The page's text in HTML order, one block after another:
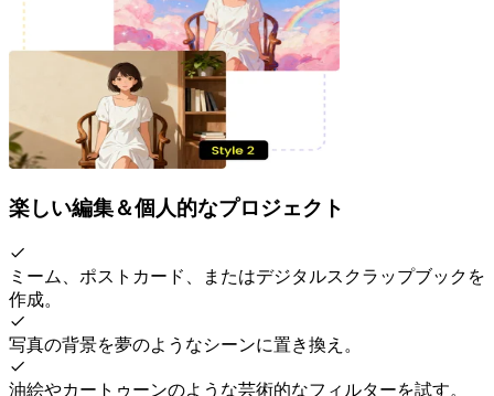
楽しい編集＆個人的なプロジェクト
ミーム、ポストカード、またはデジタルスクラップブックを
作成。
写真の背景を夢のようなシーンに置き換え。
油絵やカートゥーンのような芸術的なフィルターを試す。